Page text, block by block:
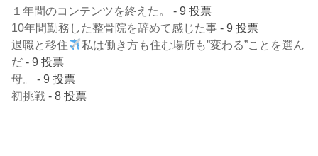
１年間のコンテンツを終えた。
- 9 投票
10年間勤務した整骨院を辞めて感じた事 - 9 投票
退職と移住
私は働き方も住む場所も”変わる”ことを選ん
だ - 9 投票
母。
- 9 投票
初挑戦 - 8 投票